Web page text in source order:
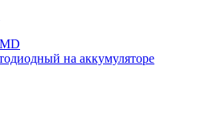
на аккумуляторе